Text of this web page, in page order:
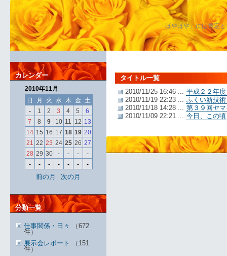
「ほやほや」には肯定
タイトル一覧
2010/11/25 16:46 ... 平成２２年
2010/11/19 22:23 ... ふくい新技
2010/11/18 14:28 ... 第３９回ヤ
2010/11/09 22:21 ... 今日、この頃
カレンダー
2010年11月
日
月 火 水 木 金 土
-
1 2 3 4 5
6
7
8 9 10 11 12 13
14 15 16 17 18 19 20
21 22 23 24 25 26 27
28 29 30 - - -
-
-
- - - - - -
前の月 次の月
分類一覧
仕事関係・日々
（672
件）
展示会レポート
（151
件）